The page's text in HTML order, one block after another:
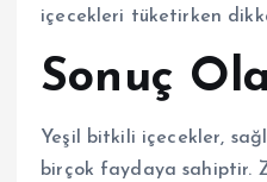
içecekleri tüketirken
Sonuç
Yeşil bitkili içecekler,
birçok faydaya sahiptir.